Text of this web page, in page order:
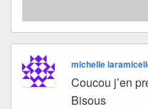
michelle
Coucou j’en
Bisous